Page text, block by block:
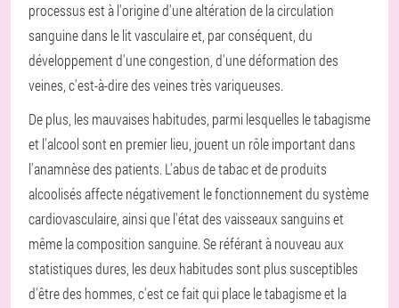
processus est à l'origine d'une altération de la circulation
sanguine dans le lit vasculaire et, par conséquent, du
développement d'une congestion, d'une déformation des
veines, c'est-à-dire des veines très variqueuses.
De plus, les mauvaises habitudes, parmi lesquelles le tabagisme
et l'alcool sont en premier lieu, jouent un rôle important dans
l'anamnèse des patients. L'abus de tabac et de produits
alcoolisés affecte négativement le fonctionnement du système
cardiovasculaire, ainsi que l'état des vaisseaux sanguins et
même la composition sanguine. Se référant à nouveau aux
statistiques dures, les deux habitudes sont plus susceptibles
d'être des hommes, c'est ce fait qui place le tabagisme et la